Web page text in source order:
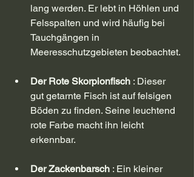
lang werden. Er lebt in Höhlen und
Felsspalten und wird häufig bei
Tauchgängen in
Meeresschutzgebieten beobachtet.
Der Rote Skorpionfisch : Dieser
gut getarnte Fisch ist auf felsigen
Böden zu finden. Seine leuchtend
rote Farbe macht ihn leicht
erkennbar.
Der Zackenbarsch : Ein kleiner